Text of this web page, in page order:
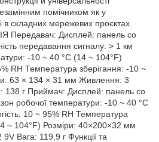
помічником як у
в складних мережевих проєктах.
Передавач: Дисплей: панель со
передавання сигналу: > 1 км
-10 ~ 40 °C (14 ~ 104°F)
RH Температура зберігання: -10 ~
63 × 134 × 31 мм Живлення: 3
138 г Приймач: Дисплей: панель со
робочої температури: -10 ~ 40 °C
10 ~ 95% RH Температура
~ 104°F) Розміри: 40×200×32 мм
Вага: 119,9 г Функції та